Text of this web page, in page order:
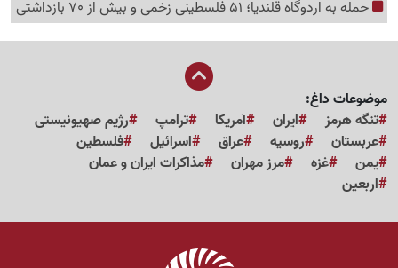
حمله به اردوگاه قلندیا؛ 51 فلسطینی زخمی و بیش از 70 بازداشتی
موضوعات داغ:
تنگه هرمز
ایران آمریکا ترامپ
رژیم صهیونیستی
عربستان
روسیه عراق اسرائیل
فلسطین
یمن
غزه مرز مهران
مذاکرات ایران و عمان
اربعین